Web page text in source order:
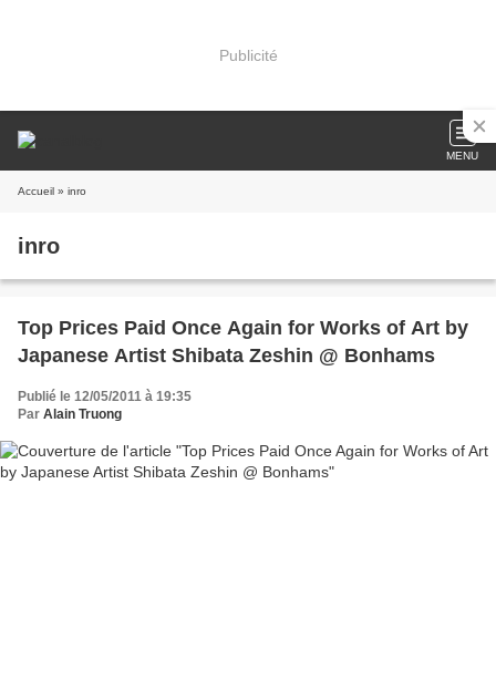
Publicité
MENU
Accueil » inro
inro
Top Prices Paid Once Again for Works of Art by
Japanese Artist Shibata Zeshin @ Bonhams
Publié le 12/05/2011 à 19:35
Par Alain Truong